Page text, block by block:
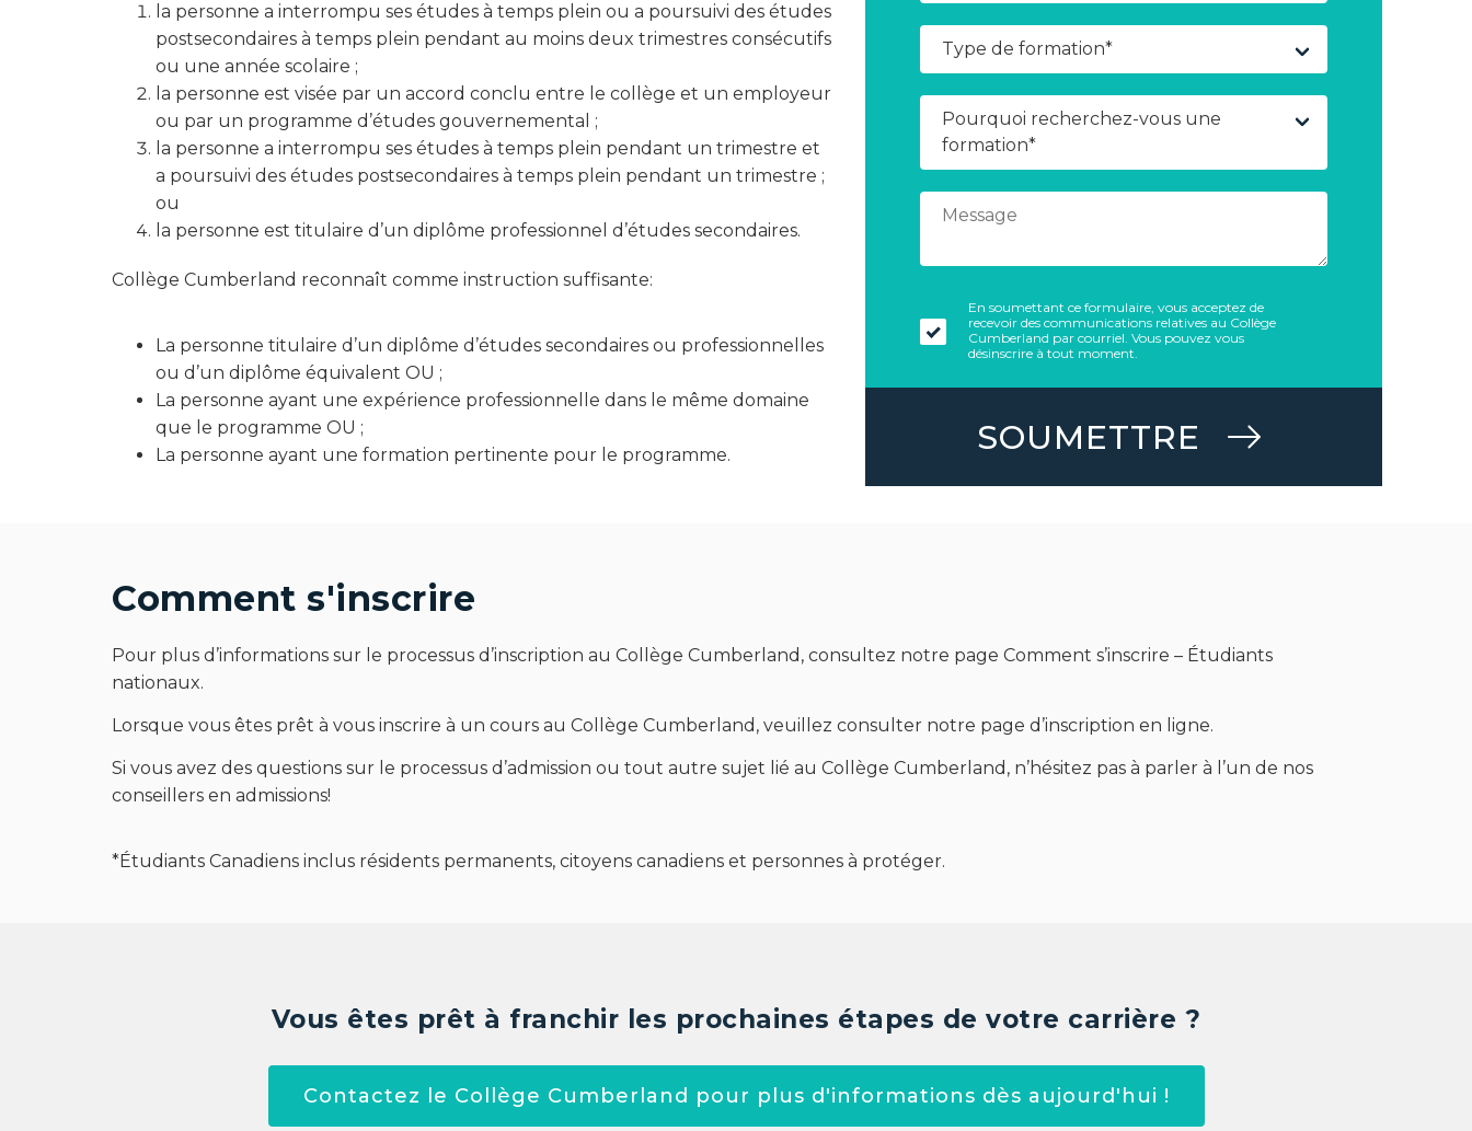
la personne a interrompu ses études à temps plein ou a poursuivi des études
postsecondaires à temps plein pendant au moins deux trimestres consécutifs
ou une année scolaire ;
la personne est visée par un accord conclu entre le collège et un employeur
ou par un programme d’études gouvernemental ;
la personne a interrompu ses études à temps plein pendant un trimestre et
a poursuivi des études postsecondaires à temps plein pendant un trimestre ;
ou
la personne est titulaire d’un diplôme professionnel d’études secondaires.
Collège Cumberland reconnaît comme instruction suffisante:
La personne titulaire d’un diplôme d’études secondaires ou professionnelles
ou d’un diplôme équivalent OU ;
La personne ayant une expérience professionnelle dans le même domaine
que le programme OU ;
La personne ayant une formation pertinente pour le programme.
En soumettant ce formulaire, vous acceptez de
recevoir des communications relatives au Collège
Cumberland par courriel. Vous pouvez vous
désinscrire à tout moment.
SOUMETTRE
Comment s'inscrire
Pour plus d’informations sur le processus d’inscription au Collège Cumberland, consultez notre page Comment s’inscrire – Étudiants
nationaux.
Lorsque vous êtes prêt à vous inscrire à un cours au Collège Cumberland, veuillez consulter notre page d’inscription en ligne.
Si vous avez des questions sur le processus d’admission ou tout autre sujet lié au Collège Cumberland, n’hésitez pas à parler à l’un de nos
conseillers en admissions!
*Étudiants Canadiens inclus résidents permanents, citoyens canadiens et personnes à protéger.
Vous êtes prêt à franchir les prochaines étapes de votre carrière ?
Contactez le Collège Cumberland pour plus d'informations dès aujourd'hui !